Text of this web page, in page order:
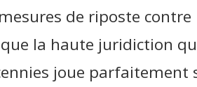
de riposte
la haute juridiction
joue parfaitement